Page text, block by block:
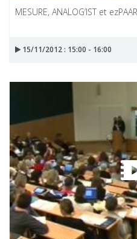
MESURE, ANALOG’IST et
15/11/2012 : 15:00 - 16:00